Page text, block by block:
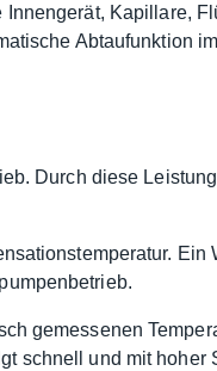
Kapillare,
Abtaufunktion
Durch diese
gemessenen
schnell und mit hoher